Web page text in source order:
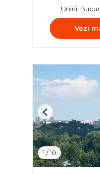
Unirii,
Vezi
1 /10
Previous